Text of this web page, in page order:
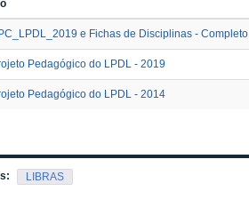
e Fichas de Disciplinas - Completo
Pedagógico do LPDL - 2019
Pedagógico do LPDL - 2014
LIBRAS